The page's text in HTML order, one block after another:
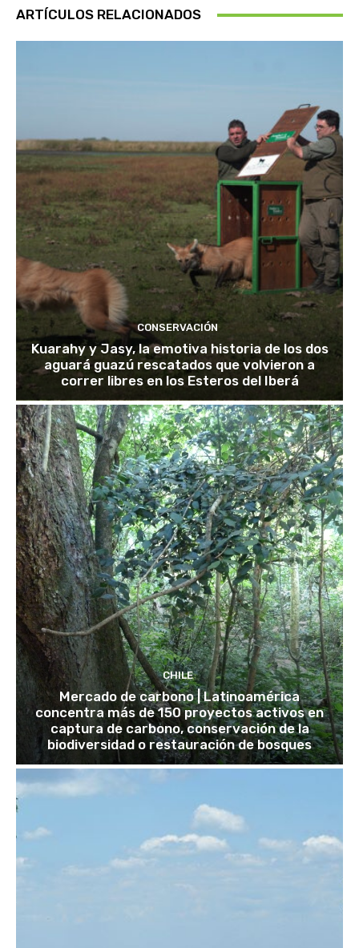
ARTÍCULOS RELACIONADOS
CONSERVACIÓN
Kuarahy y Jasy, la emotiva historia de los dos
aguará guazú rescatados que volvieron a
correr libres en los Esteros del Iberá
CHILE
Mercado de carbono | Latinoamérica
concentra más de 150 proyectos activos en
captura de carbono, conservación de la
biodiversidad o restauración de bosques